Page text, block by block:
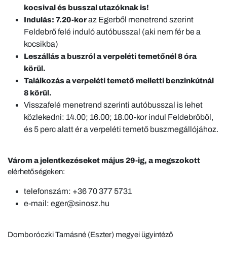
kocsival és busszal utazóknak is!
Indulás: 7.20-koraz Egerből menetrend szerint
Feldebrő felé induló autóbusszal (aki nem fér be a
kocsikba)
Leszállás a buszról a verpeléti temetőnél 8 óra
körül.
Találkozás a verpeléti temető melletti benzinkútnál
8 körül.
Visszafelé menetrend szerinti autóbusszal is lehet
közlekedni: 14.00; 16.00; 18.00-kor indul Feldebrőből,
és 5 perc alatt ér a verpeléti temető buszmegállójához.
Várom a jelentkezéseket május 29-ig, a megszokott
elérhetőségeken:
telefonszám: +36 70 377 5731
e-mail: eger@sinosz.hu
Domboróczki Tamásné (Eszter) megyei ügyintéző